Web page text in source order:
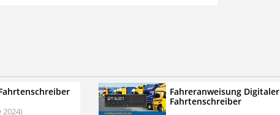
Profipaket im Kennenlern-Abo für zwei
2024)
Fahreranweisung Digitaler
Fahrtenschreiber